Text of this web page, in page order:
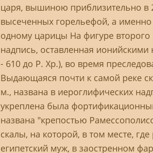
царя, вышиною приблизительно в
высеченных горельефой, а
одному царицы На фигуре второго
надпись, оставленная
- 610 до P. Хр.), во время
Выдающаяся почти к самой реке
м., названа в иероглифических
укреплена была
названа "крепостью
скалы, на которой, в том месте,
египетский муж, в заостренном